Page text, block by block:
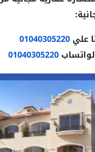
علي01040305220
01040305220